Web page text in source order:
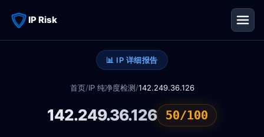
IP Risk
📊 IP 详细报告
首页/IP 纯净度检测/142.249.36.126
142.249.36.126 50/100